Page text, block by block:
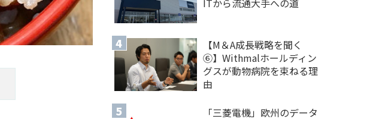
【M＆A 成長戦略を聞く
⑥】Withmalホールディン
グスが動物病院を束ねる理
由
「三菱電機」欧州のデータ